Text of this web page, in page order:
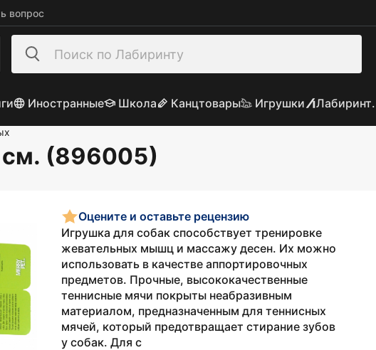
вопрос
Иностранные Школа Канцтовары Игрушки
см. (896005)
Оцените и оставьте рецензию
Игрушка для собак способствует тренировке
жевательных мышц и массажу десен. Их можно
использовать в качестве аппортировочных
предметов. Прочные, высококачественные
теннисные мячи покрыты неабразивным
материалом, предназначенным для теннисных
мячей, который предотвращает стирание зубов
у собак. Для с